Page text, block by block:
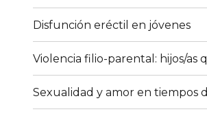
Disfunción eréctil en jóvenes
Violencia filio-parental: hijos/as
Sexualidad y amor en tiempos